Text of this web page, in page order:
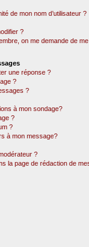
de mon nom d’utilisateur ?
?
on me demande de
une réponse ?
?
?
à mon sondage?
?
?
à mon message?
?
la page de rédaction de